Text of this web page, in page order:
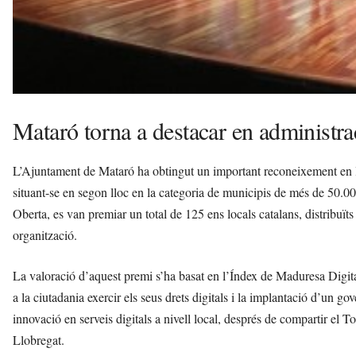
Mataró torna a destacar en
L’Ajuntament de Mataró ha obtingut un important reconeixement
situant-se en segon lloc en la categoria de municipis de més de
Oberta, es van premiar un total de 125 ens locals catalans,
organització.
La valoració d’aquest premi s’ha basat en l’Índex de Maduresa
a la ciutadania exercir els seus drets digitals i la implantació d’un
innovació en serveis digitals a nivell local, després de compartir el
Llobregat.